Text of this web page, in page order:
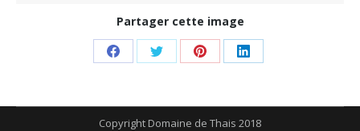
Partager cette image
Share
Facebook
Share
Twitter
Share
Pinterest
Share
LinkedIn
Copyright Domaine de Thais 2018